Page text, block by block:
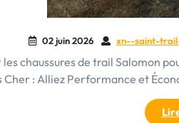
02 juin 2026 xn--saint-
chaussures de trail Salomon
Cher : Alliez Performance et